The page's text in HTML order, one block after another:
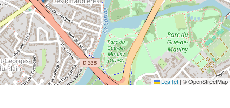
Leaflet | © OpenStreetMap